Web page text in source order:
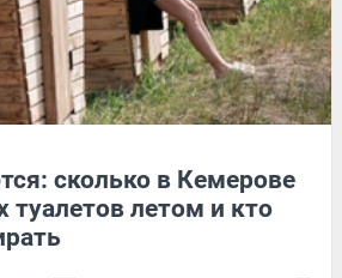
сколько в Кемерове
туалетов летом и кто